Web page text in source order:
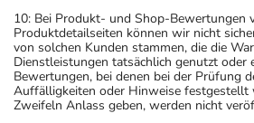
10: Bei Produkt- und Shop-Bewertungen
Produktdetailseiten können wir nicht
von solchen Kunden stammen, die die
Dienstleistungen tatsächlich genutzt oder
Bewertungen, bei denen bei der Prüfung
Auffälligkeiten oder Hinweise festgestellt
Zweifeln Anlass geben, werden nicht